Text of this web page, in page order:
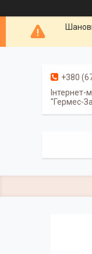
+380
Інтернет-
"Гермес-